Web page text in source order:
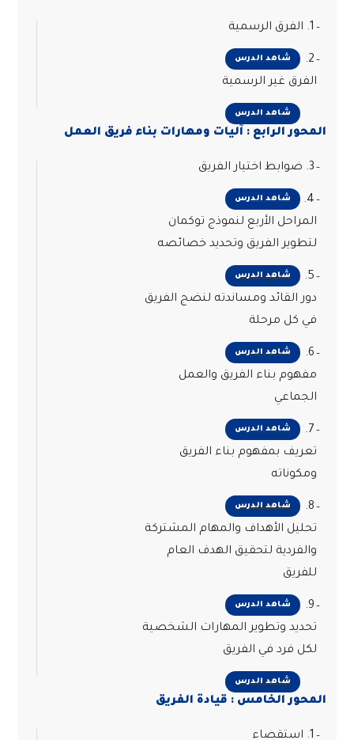
شاهد الدرس
2.
الفرق غير الرسمية
شاهد الدرس
المحور الرابع : آليات ومهارات بناء فريق العمل
شاهد الدرس
4.
المراحل الأربع لنموذج توكمان
لتطوير الفريق وتحديد خصائصه
شاهد الدرس
5.
دور القائد ومساندته لنضج الفريق
في كل مرحلة
شاهد الدرس
6.
مفهوم بناء الفريق والعمل
الجماعي
شاهد الدرس
7.
تعريف بمفهوم بناء الفريق
ومكوناته
شاهد الدرس
8.
تحليل الأهداف والمهام المشتركة
والفردية لتحقيق الهدف العام
للفريق
شاهد الدرس
9.
تحديد وتطوير المهارات الشخصية
لكل فرد في الفريق
شاهد الدرس
المحور الخامس : قيادة الفريق